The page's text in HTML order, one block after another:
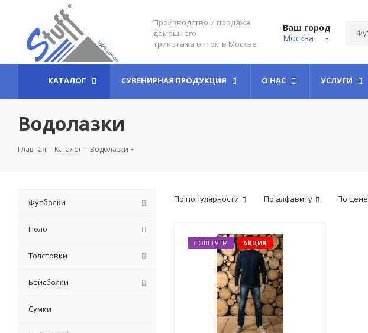
Производство и продажа
домашнего
трикотажа оптом в Москве
Ваш город
Москва
КАТАЛОГ СУВЕНИРНАЯ ПРОДУКЦИЯ О НАС УСЛУГИ
Водолазки
Главная - Каталог - Водолазки
По популярности По алфавиту По цене
СОВЕТУЕМ АКЦИЯ
Футболки
Поло
Толстовки
Бейсболки
Сумки